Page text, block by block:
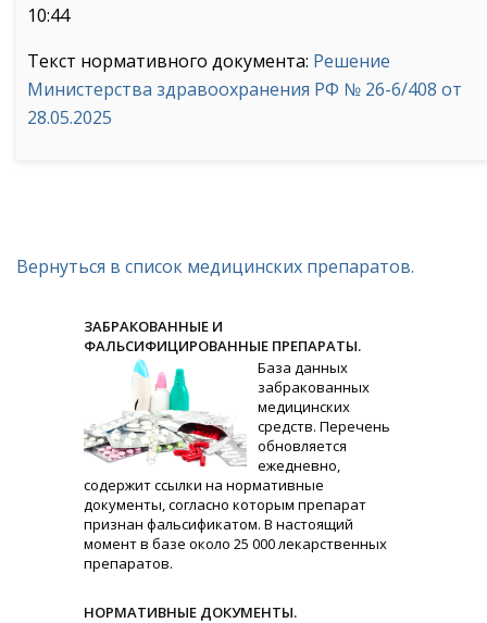
10:44
Текст нормативного документа: Решение
Министерства здравоохранения РФ № 26-6/408 от
28.05.2025
Вернуться в список медицинских препаратов.
ЗАБРАКОВАННЫЕ И
ФАЛЬСИФИЦИРОВАННЫЕ ПРЕПАРАТЫ.
База данных
забракованных
медицинских
средств. Перечень
обновляется
ежедневно,
содержит ссылки на нормативные
документы, согласно которым препарат
признан фальсификатом. В настоящий
момент в базе около 25 000 лекарственных
препаратов.
НОРМАТИВНЫЕ ДОКУМЕНТЫ.